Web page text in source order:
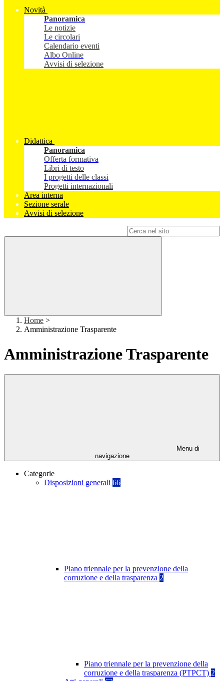
Novità
Panoramica
Le notizie
Le circolari
Calendario eventi
Albo Online
Avvisi di selezione
Didattica
Panoramica
Offerta formativa
Libri di testo
I progetti delle classi
Progetti internazionali
Area interna
Sezione serale
Avvisi di selezione
Home >
Amministrazione Trasparente
Amministrazione Trasparente
Menu di
navigazione
Categorie
Disposizioni generali 66
Piano triennale per la prevenzione della
corruzione e della trasparenza 2
Piano triennale per la prevenzione della
corruzione e della trasparenza (PTPCT) 2